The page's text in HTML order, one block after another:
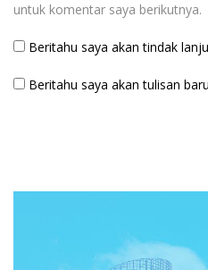
untuk komentar saya berikutnya.
Beritahu saya akan tindak
Beritahu saya akan tulisan